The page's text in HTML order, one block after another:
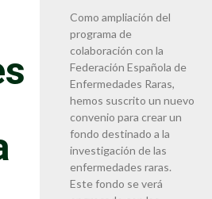
Como ampliación del
programa de
colaboración con la
Federación Española de
Enfermedades Raras,
hemos suscrito un nuevo
convenio para crear un
fondo destinado a la
investigación de las
enfermedades raras.
Este fondo se verá